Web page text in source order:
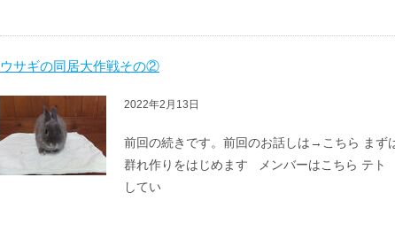
ウサギの同居大作戦その②
2022年2月13日
前回の続きです。前回のお話しは→こちら まず
群れ作りをはじめます メンバーはこちら テト
してい